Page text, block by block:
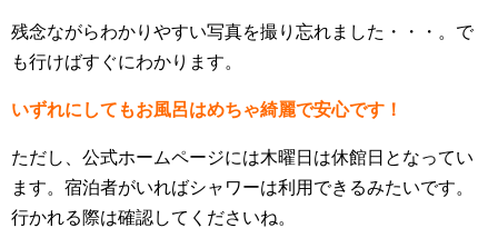
残念ながらわかりやすい写真を撮り忘れました・・・。で
も行けばすぐにわかります。
いずれにしてもお風呂はめちゃ綺麗で安心です！
ただし、公式ホームページには木曜日は休館日となってい
ます。宿泊者がいればシャワーは利用できるみたいです。
行かれる際は確認してくださいね。